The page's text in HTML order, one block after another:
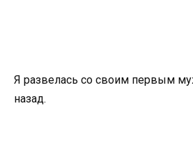
Я развелась со своим первым
назад.